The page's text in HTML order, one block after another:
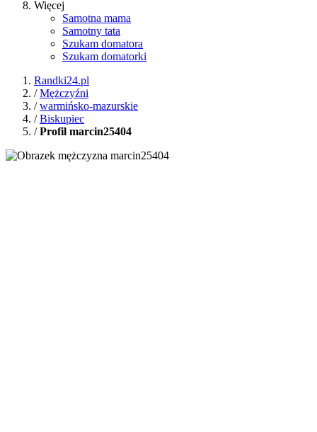
Więcej
Samotna mama
Samotny tata
Szukam domatora
Szukam domatorki
Randki24.pl
/Mężczyźni
/warmińsko-mazurskie
/Biskupiec
/Profil marcin25404